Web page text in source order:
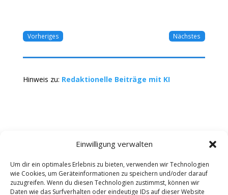
Einwilligung verwalten
Um dir ein optimales Erlebnis zu bieten, verwenden wir Technologien
wie Cookies, um Geräteinformationen zu speichern und/oder darauf
zuzugreifen. Wenn du diesen Technologien zustimmst, können wir
Daten wie das Surfverhalten oder eindeutige IDs auf dieser Website
Vorheriges Nächstes
Hinweis zu: Redaktionelle Beiträge mit KI
Kontakt Impressum
Datenschutz
Werbung buchen
AGB